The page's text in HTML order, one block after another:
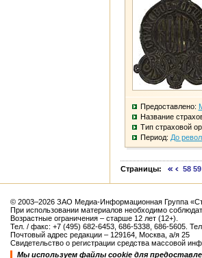
Предоставлено:
Название
Тип страховой
Период: До
Страницы: 58 59
© 2003–2026 ЗАО Медиа-Информационная Группа
При использовании материалов необходимо
Возрастные ограничения – старше 12 лет (12+).
Тел. / факс: +7 (495) 682-6453, 686-5338, 686-5605.
Почтовый адрес редакции – 129164, Москва, а/я 25
Свидетельство о регистрации средства массовой
Мы используем файлы cookie для